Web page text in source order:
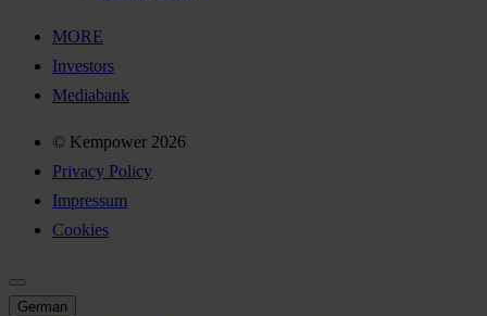
MORE
Investors
Mediabank
© Kempower 2026
Privacy Policy
Impressum
Cookies
German